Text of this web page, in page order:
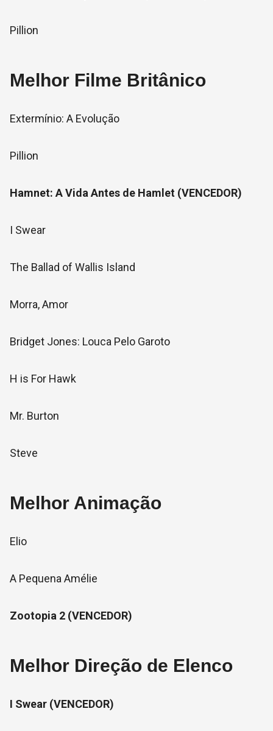
Pillion
Melhor Filme Britânico
Extermínio: A Evolução
Pillion
Hamnet: A Vida Antes de Hamlet (VENCEDOR)
I Swear
The Ballad of Wallis Island
Morra, Amor
Bridget Jones: Louca Pelo Garoto
H is For Hawk
Mr. Burton
Steve
Melhor Animação
Elio
A Pequena Amélie
Zootopia 2 (VENCEDOR)
Melhor Direção de Elenco
I Swear (VENCEDOR)